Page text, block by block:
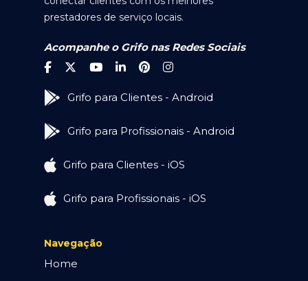
prestadores de serviço locais.
Acompanhe o Grifo nas Redes Sociais
Grifo para Clientes - Android
Grifo para Profissionais - Android
Grifo para Clientes - iOS
Grifo para Profissionais - iOS
Navegação
Home